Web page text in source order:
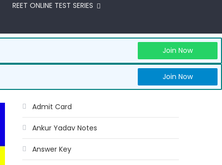
REET ONLINE TEST SERIES
Join Now
Join Now
Admit Card
Ankur Yadav Notes
Answer Key